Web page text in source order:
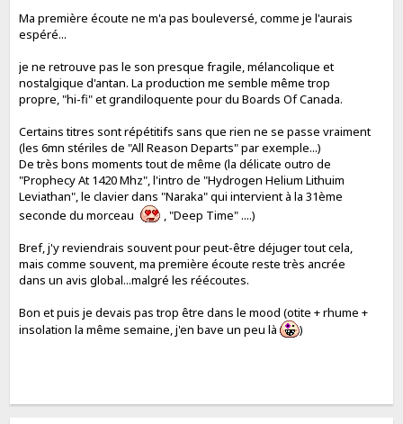
Ma première écoute ne m'a pas bouleversé, comme je l'aurais
espéré...
je ne retrouve pas le son presque fragile, mélancolique et
nostalgique d'antan. La production me semble même trop
propre, "hi-fi" et grandiloquente pour du Boards Of Canada.
Certains titres sont répétitifs sans que rien ne se passe vraiment
(les 6mn stériles de "All Reason Departs" par exemple...)
De très bons moments tout de même (la délicate outro de
"Prophecy At 1420 Mhz", l'intro de "Hydrogen Helium Lithuim
Leviathan", le clavier dans "Naraka" qui intervient à la 31ème
seconde du morceau
, "Deep Time" ....)
Bref, j'y reviendrais souvent pour peut-être déjuger tout cela,
mais comme souvent, ma première écoute reste très ancrée
dans un avis global...malgré les réécoutes.
Bon et puis je devais pas trop être dans le mood (otite + rhume +
insolation la même semaine, j'en bave un peu là
)